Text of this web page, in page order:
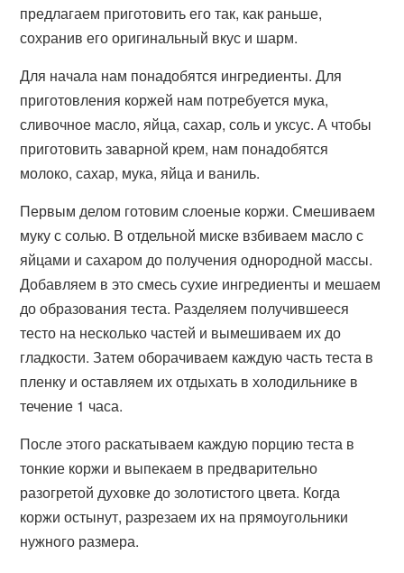
предлагаем приготовить его так, как раньше,
сохранив его оригинальный вкус и шарм.
Для начала нам понадобятся ингредиенты. Для
приготовления коржей нам потребуется мука,
сливочное масло, яйца, сахар, соль и уксус. А чтобы
приготовить заварной крем, нам понадобятся
молоко, сахар, мука, яйца и ваниль.
Первым делом готовим слоеные коржи. Смешиваем
муку с солью. В отдельной миске взбиваем масло с
яйцами и сахаром до получения однородной массы.
Добавляем в это смесь сухие ингредиенты и мешаем
до образования теста. Разделяем получившееся
тесто на несколько частей и вымешиваем их до
гладкости. Затем оборачиваем каждую часть теста в
пленку и оставляем их отдыхать в холодильнике в
течение 1 часа.
После этого раскатываем каждую порцию теста в
тонкие коржи и выпекаем в предварительно
разогретой духовке до золотистого цвета. Когда
коржи остынут, разрезаем их на прямоугольники
нужного размера.